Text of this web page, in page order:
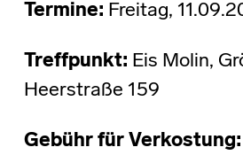
Termine: Freitag,
Treffpunkt: Eis Molin,
Heerstraße 159
Gebühr für Verkostung: